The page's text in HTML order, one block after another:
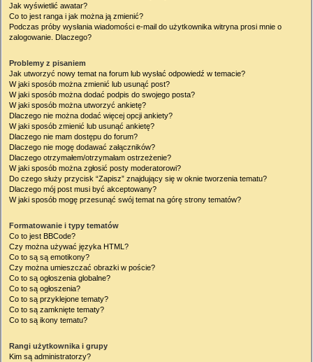
Jak wyświetlić awatar?
Co to jest ranga i jak można ją zmienić?
Podczas próby wysłania wiadomości e-mail do użytkownika witryna prosi mnie o
zalogowanie. Dlaczego?
Problemy z pisaniem
Jak utworzyć nowy temat na forum lub wysłać odpowiedź w temacie?
W jaki sposób można zmienić lub usunąć post?
W jaki sposób można dodać podpis do swojego posta?
W jaki sposób można utworzyć ankietę?
Dlaczego nie można dodać więcej opcji ankiety?
W jaki sposób zmienić lub usunąć ankietę?
Dlaczego nie mam dostępu do forum?
Dlaczego nie mogę dodawać załączników?
Dlaczego otrzymałem/otrzymałam ostrzeżenie?
W jaki sposób można zgłosić posty moderatorowi?
Do czego służy przycisk “Zapisz” znajdujący się w oknie tworzenia tematu?
Dlaczego mój post musi być akceptowany?
W jaki sposób mogę przesunąć swój temat na górę strony tematów?
Formatowanie i typy tematów
Co to jest BBCode?
Czy można używać języka HTML?
Co to są są emotikony?
Czy można umieszczać obrazki w poście?
Co to są ogłoszenia globalne?
Co to są ogłoszenia?
Co to są przyklejone tematy?
Co to są zamknięte tematy?
Co to są ikony tematu?
Rangi użytkownika i grupy
Kim są administratorzy?